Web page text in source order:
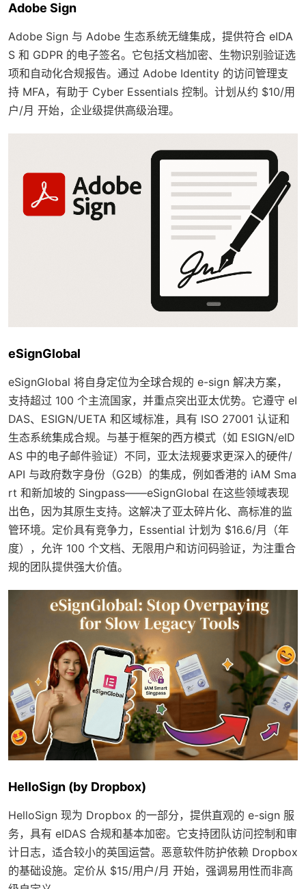
Adobe Sign
Adobe Sign 与 Adobe 生态系统无缝集成，提供符合 eIDA
S 和 GDPR 的电子签名。它包括文档加密、生物识别验证选
项和自动化合规报告。通过 Adobe Identity 的访问管理支
持 MFA，有助于 Cyber Essentials 控制。计划从约 $10/用
户/月 开始，企业级提供高级治理。
eSignGlobal
eSignGlobal 将自身定位为全球合规的 e-sign 解决方案，
支持超过 100 个主流国家，并重点突出亚太优势。它遵守 eI
DAS、ESIGN/UETA 和区域标准，具有 ISO 27001 认证和
生态系统集成合规。与基于框架的西方模式（如 ESIGN/eID
AS 中的电子邮件验证）不同，亚太法规要求更深入的硬件/
API 与政府数字身份（G2B）的集成，例如香港的 iAM Sma
rt 和新加坡的 Singpass——eSignGlobal 在这些领域表现
出色，因为其原生支持。这解决了亚太碎片化、高标准的监
管环境。定价具有竞争力，Essential 计划为 $16.6/月（年
度），允许 100 个文档、无限用户和访问码验证，为注重合
规的团队提供强大价值。
HelloSign (by Dropbox)
HelloSign 现为 Dropbox 的一部分，提供直观的 e-sign 服
务，具有 eIDAS 合规和基本加密。它支持团队访问控制和审
计日志，适合较小的英国运营。恶意软件防护依赖 Dropbox
的基础设施。定价从 $15/用户/月 开始，强调易用性而非高